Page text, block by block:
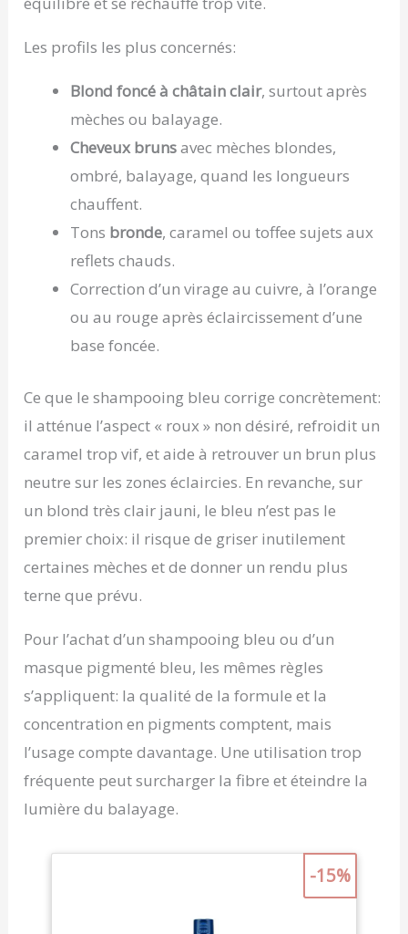
Les profils les plus concernés:
Blond foncé à châtain clair, surtout après
mèches ou balayage.
Cheveux brunsavec mèches blondes,
ombré, balayage, quand les longueurs
chauffent.
Tons bronde, caramel ou toffee sujets aux
reflets chauds.
Correction d’un virage au cuivre, à l’orange
ou au rouge après éclaircissement d’une
base foncée.
Ce que le shampooing bleu corrige concrètement:
il atténue l’aspect « roux » non désiré, refroidit un
caramel trop vif, et aide à retrouver un brun plus
neutre sur les zones éclaircies. En revanche, sur
un blond très clair jauni, le bleu n’est pas le
premier choix: il risque de griser inutilement
certaines mèches et de donner un rendu plus
terne que prévu.
Pour l’achat d’un shampooing bleu ou d’un
masque pigmenté bleu, les mêmes règles
s’appliquent: la qualité de la formule et la
concentration en pigments comptent, mais
l’usage compte davantage. Une utilisation trop
fréquente peut surcharger la fibre et éteindre la
lumière du balayage.
-15%